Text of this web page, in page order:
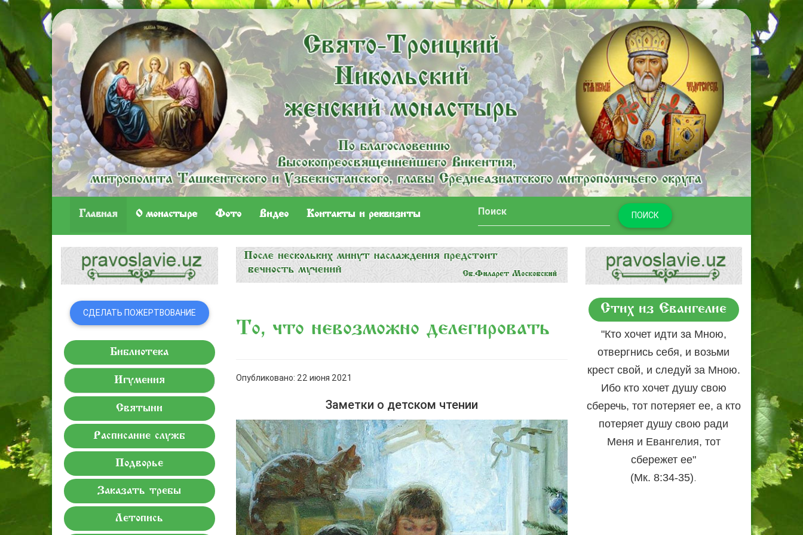
Главная O монастыре Фото Видео Контакты и реквизиты ПОИСК
СДЕЛАТЬ ПОЖЕРТВОВАНИЕ
Библиотека
Игумения
Святыни
Расписание служб
Подворье
Заказать требы
Летопись
То, что невозможно делегировать
Опубликовано: 22 июня 2021
Заметки о детском чтении
Стих из Евангелие
"Кто хочет идти за Мною,
отвергнись себя, и возьми
крест свой, и следуй за Мною.
Ибо кто хочет душу свою
сберечь, тот потеряет ее, а кто
потеряет душу свою ради
Меня и Евангелия, тот
сбережет ее"
(Мк. 8:34-35).